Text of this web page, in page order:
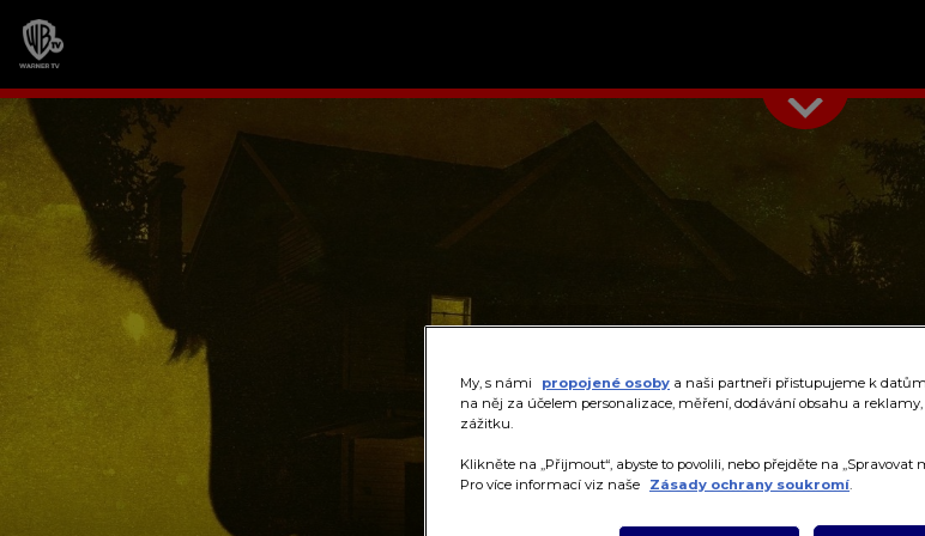
My, s námi propojené osoby a naši partneři přistupujeme k
na něj za účelem personalizace, měření, dodávání obsahu a
zážitku.
Klikněte na „Přijmout“, abyste to povolili, nebo přejděte na „Spravovat
Pro více informací viz naše
Zásady ochrany soukromí